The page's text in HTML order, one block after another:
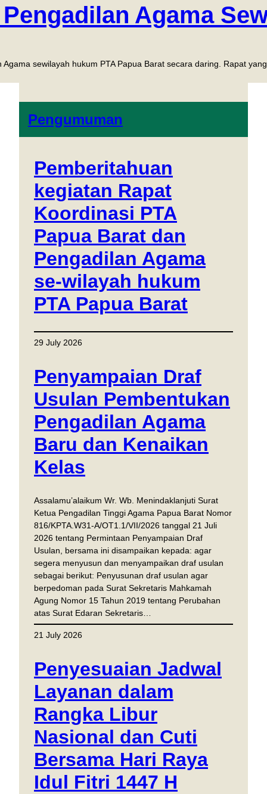
Agama
sewilayah hukum PTA Papua Barat secara daring. Rapat
Pengumuman
Pemberitahuan
kegiatan Rapat
Koordinasi PTA
Papua Barat dan
Pengadilan Agama
se-wilayah hukum
PTA Papua Barat
29 July 2026
Penyampaian Draf
Usulan Pembentukan
Pengadilan Agama
Baru dan Kenaikan
Kelas
Assalamu’alaikum Wr. Wb. Menindaklanjuti Surat
Ketua Pengadilan Tinggi Agama Papua Barat Nomor
816/KPTA.W31-A/OT1.1/VII/2026 tanggal 21 Juli
2026 tentang Permintaan Penyampaian Draf
Usulan, bersama ini disampaikan kepada: agar
segera menyusun dan menyampaikan draf usulan
sebagai berikut: Penyusunan draf usulan agar
berpedoman pada Surat Sekretaris Mahkamah
Agung Nomor 15 Tahun 2019 tentang Perubahan
atas Surat Edaran Sekretaris…
21 July 2026
Penyesuaian Jadwal
Layanan dalam
Rangka Libur
Nasional dan Cuti
Bersama Hari Raya
Idul Fitri 1447 H